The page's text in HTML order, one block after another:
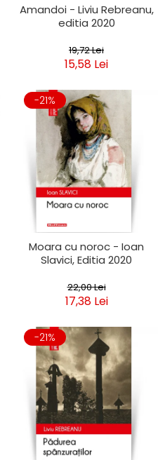
Amandoi - Liviu Rebreanu,
editia 2020
19,72 Lei
15,58 Lei
-21%
Moara cu noroc - Ioan
Slavici, Editia 2020
22,00 Lei
17,38 Lei
-21%